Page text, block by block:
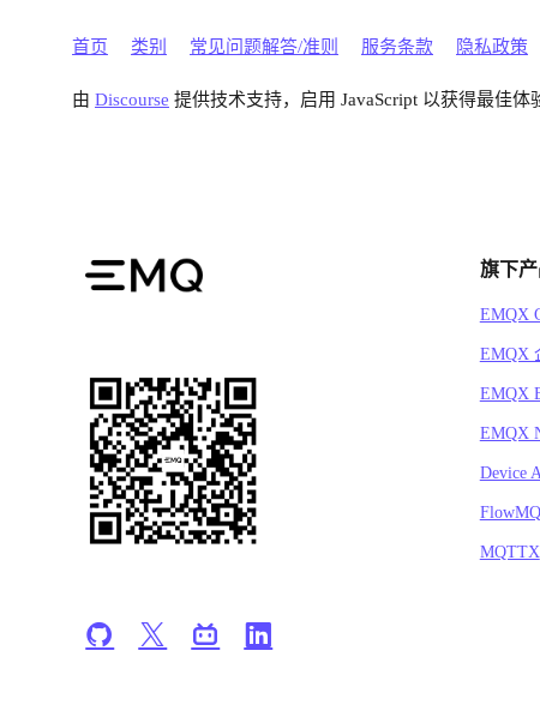
首页 类别 常见问题解答/准则 服务条款 隐私政策
由 Discourse 提供技术支持，启用 JavaScript 以获得最佳体
旗下
EMQX
EMQX
EMQX
EMQX
Device
FlowMQ
MQTTX